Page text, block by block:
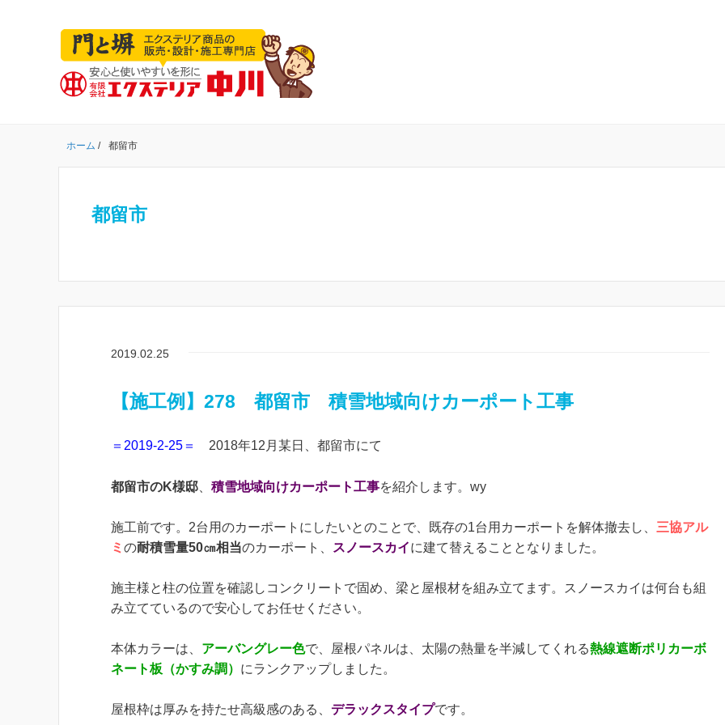
ホーム / 都留市
都留市
2019.02.25
【施工例】278 都留市 積雪地域向けカーポート工事
＝2019-2-25＝ 2018年12月某日、都留市にて
都留市のK様邸 積雪地域向けカーポート工事を紹介します。wy
施工前です。2台用のカーポートにしたいとのことで、既存の1台用カーポートを解体撤去し、 三協アル
ミ の耐積雪量50㎝相当のカーポート、 スノースカイに建て替えることとなりました。
施主様と柱の位置を確認しコンクリートで固め、梁と屋根材を組み立てます。スノースカイは何台も組
み立てているので安心してお任せください。
本体カラーは、 アーバングレー色で、屋根パネルは、太陽の熱量を半減してくれる熱線遮断ポリカーボ
ネート板（かすみ調） にランクアップしました。
屋根枠は厚みを持たせ高級感のある、 デラックスタイプです。